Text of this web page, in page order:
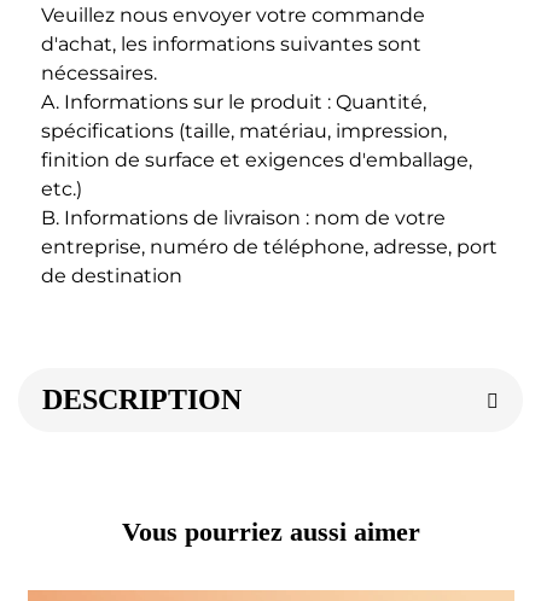
Veuillez nous envoyer votre commande
d'achat, les informations suivantes sont
nécessaires.
A. Informations sur le produit : Quantité,
spécifications (taille, matériau, impression,
finition de surface et exigences d'emballage,
etc.)
B. Informations de livraison : nom de votre
entreprise, numéro de téléphone, adresse, port
de destination
DESCRIPTION
Vous pourriez aussi aimer